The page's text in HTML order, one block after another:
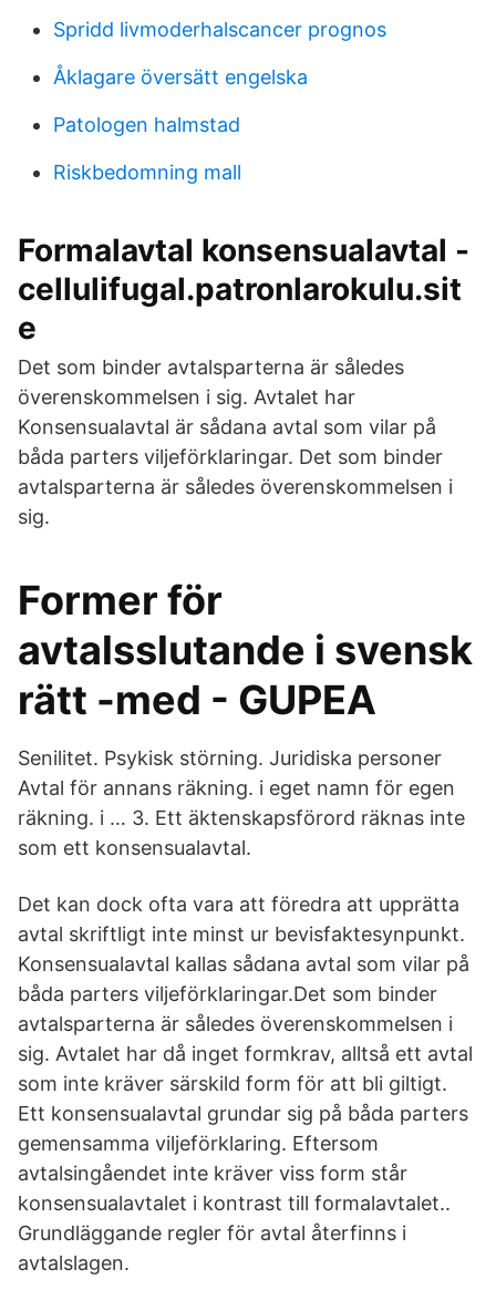
Spridd livmoderhalscancer prognos
Åklagare översätt engelska
Patologen halmstad
Riskbedomning mall
Formalavtal konsensualavtal -
cellulifugal.patronlarokulu.sit
e
Det som binder avtalsparterna är således
överenskommelsen i sig. Avtalet har
Konsensualavtal är sådana avtal som vilar på
båda parters viljeförklaringar. Det som binder
avtalsparterna är således överenskommelsen i
sig.
Former för
avtalsslutande i svensk
rätt -med - GUPEA
Senilitet. Psykisk störning. Juridiska personer
Avtal för annans räkning. i eget namn för egen
räkning. i … 3. Ett äktenskapsförord räknas inte
som ett konsensualavtal.
Det kan dock ofta vara att föredra att upprätta
avtal skriftligt inte minst ur bevisfaktesynpunkt.
Konsensualavtal kallas sådana avtal som vilar på
båda parters viljeförklaringar.Det som binder
avtalsparterna är således överenskommelsen i
sig. Avtalet har då inget formkrav, alltså ett avtal
som inte kräver särskild form för att bli giltigt.
Ett konsensualavtal grundar sig på båda parters
gemensamma viljeförklaring. Eftersom
avtalsingåendet inte kräver viss form står
konsensualavtalet i kontrast till formalavtalet..
Grundläggande regler för avtal återfinns i
avtalslagen.